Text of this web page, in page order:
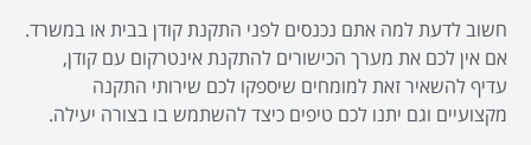
חשוב לדעת למה אתם נכנסים לפני התקנת קודן בבית או במשרד.
אם אין לכם את מערך הכישורים להתקנת אינטרקום עם קודן,
עדיף להשאיר זאת למומחים שיספקו לכם שירותי התקנה
מקצועיים וגם יתנו לכם טיפים כיצד להשתמש בו בצורה יעילה.